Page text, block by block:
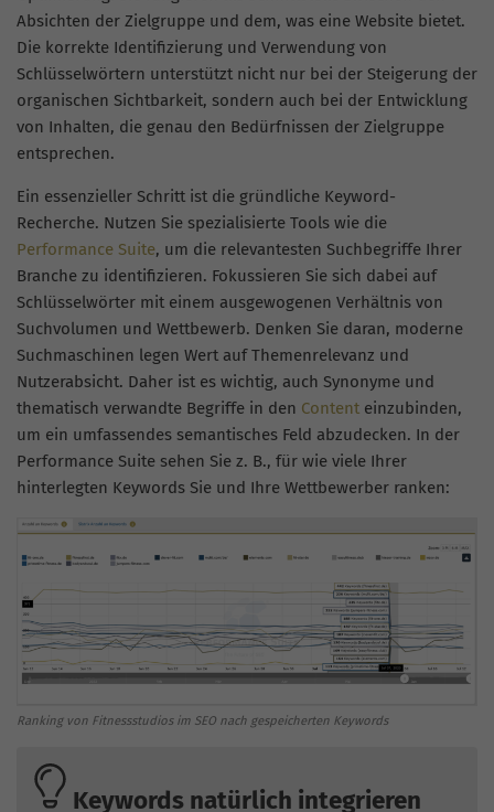
Absichten der Zielgruppe und dem, was eine Website bietet.
Die korrekte Identifizierung und Verwendung von
Schlüsselwörtern unterstützt nicht nur bei der Steigerung der
organischen Sichtbarkeit, sondern auch bei der Entwicklung
von Inhalten, die genau den Bedürfnissen der Zielgruppe
entsprechen.
Ein essenzieller Schritt ist die gründliche Keyword-
Recherche. Nutzen Sie spezialisierte Tools wie die
Performance Suite, um die relevantesten Suchbegriffe Ihrer
Branche zu identifizieren. Fokussieren Sie sich dabei auf
Schlüsselwörter mit einem ausgewogenen Verhältnis von
Suchvolumen und Wettbewerb. Denken Sie daran, moderne
Suchmaschinen legen Wert auf Themenrelevanz und
Nutzerabsicht. Daher ist es wichtig, auch Synonyme und
thematisch verwandte Begriffe in den Content einzubinden,
um ein umfassendes semantisches Feld abzudecken. In der
Performance Suite sehen Sie z. B., für wie viele Ihrer
hinterlegten Keywords Sie und Ihre Wettbewerber ranken:
Ranking von Fitnessstudios im SEO nach gespeicherten Keywords
Keywords natürlich integrieren